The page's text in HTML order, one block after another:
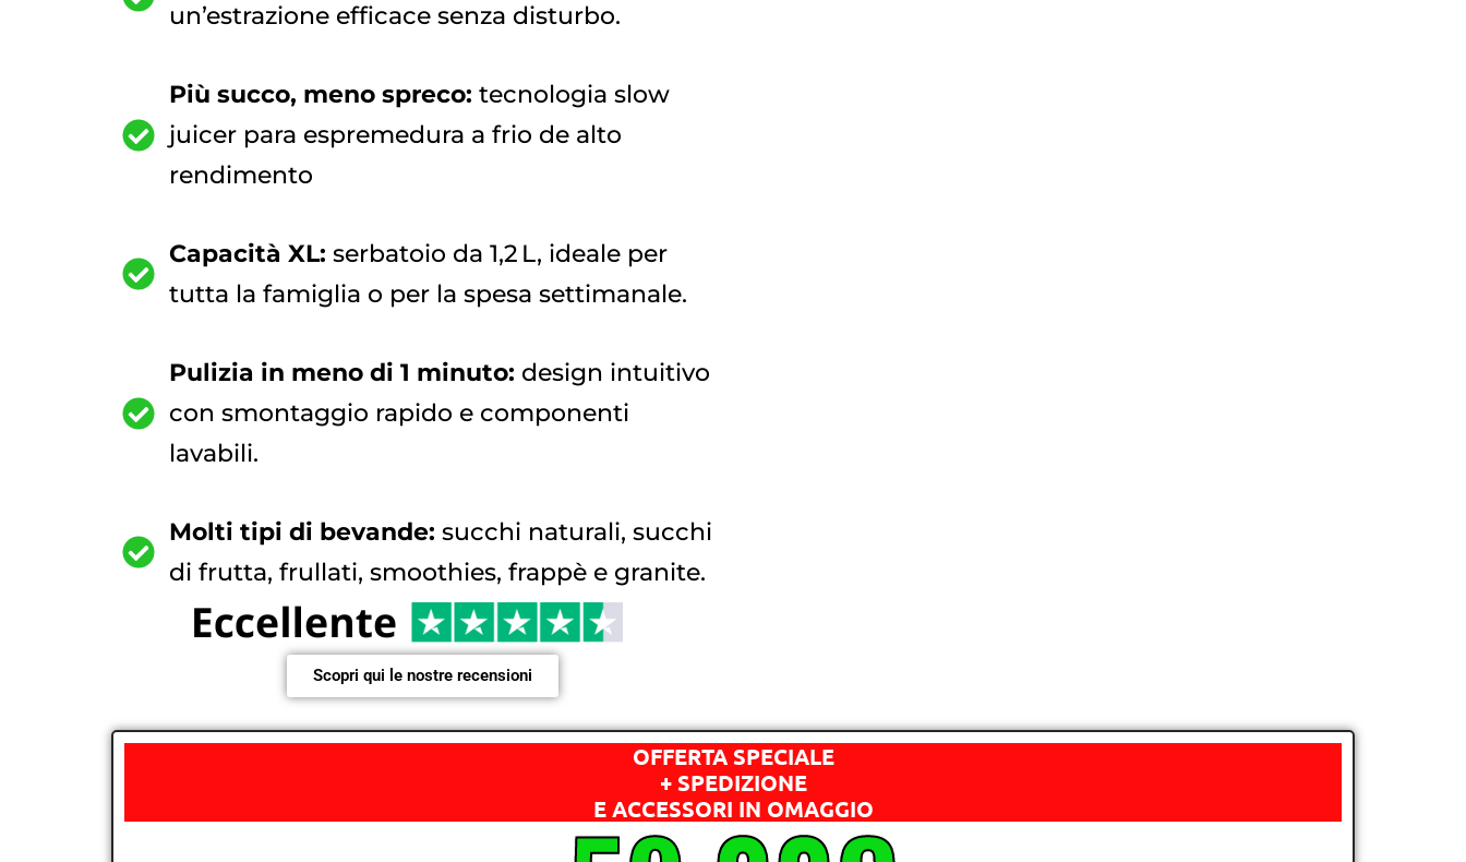
un’estrazione efficace senza disturbo.
Più succo, meno spreco: tecnologia slow
juicer para espremedura a frio de alto
rendimento
Capacità XL: serbatoio da 1,2 L, ideale per
tutta la famiglia o per la spesa settimanale.
Pulizia in meno di 1 minuto: design intuitivo
con smontaggio rapido e componenti
lavabili.
Molti tipi di bevande: succhi naturali, succhi
di frutta, frullati, smoothies, frappè e granite.
Scopri qui le nostre recensioni
OFFERTA SPECIALE
+ SPEDIZIONE
E ACCESSORI IN OMAGGIO